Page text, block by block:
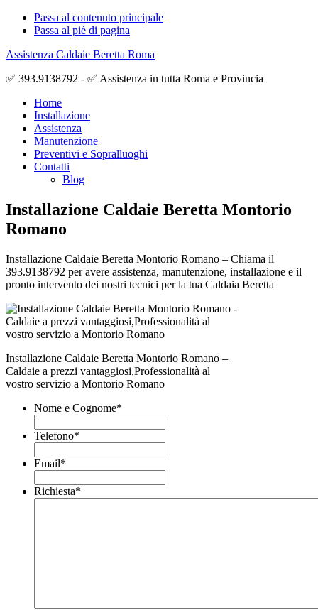
Passa al contenuto principale
Passa al piè di pagina
Assistenza Caldaie Beretta Roma
✅ 393.9138792 - ✅ Assistenza in tutta Roma e Provincia
Home
Installazione
Assistenza
Manutenzione
Preventivi e Sopralluoghi
Contatti
Blog
Installazione Caldaie Beretta Montorio
Romano
Installazione Caldaie Beretta Montorio Romano – Chiama il
393.9138792 per avere assistenza, manutenzione, installazione e il
pronto intervento dei nostri tecnici per la tua Caldaia Beretta
Installazione Caldaie Beretta Montorio Romano –
Caldaie a prezzi vantaggiosi,Professionalità al
vostro servizio a Montorio Romano
Nome e Cognome*
Telefono*
Email*
Richiesta*